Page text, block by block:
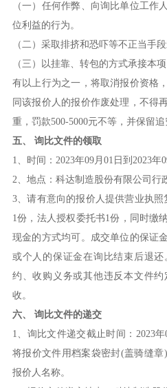
（一）任何作弊、向询比单位工作
位利益的行为。
（二）采取排挤和恐吓等不正当手
（三）以挂靠、转包的方式承接本项
有以上行为之一，将取消报价资格
同该报价人的报价作废处理，不得
重，罚款500-5000元不等，并保留追
五、
询比文件的领取
1、时间：2023年09月01日到2023年
2、地点：科达制造股份有限公司行
3、请有意向的报价人提供营业执
1份，法人授权委托书1份，同时缴
现金的方式均可。成交单位的保证
或个人的保证金在询比结束后退
约、收购义务或其他违反本文件
收。
六、
询比文件的递交
1、询比文件递交截止时间：2023
将报价文件用档案袋密封(盖骑缝
报价人名称。